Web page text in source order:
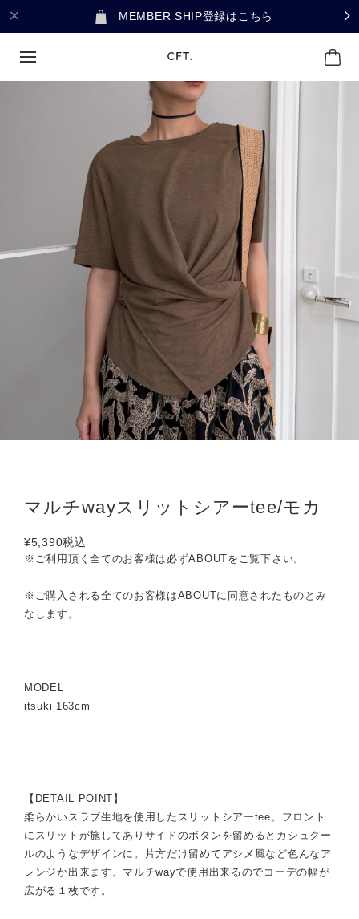
MEMBER SHIP登録はこちら
マルチwayスリットシアーtee/モカ
¥5,390税込
※ご利用頂く全てのお客様は必ずABOUTをご覧下さい。
※ご購入される全てのお客様はABOUTに同意されたものとみ
なします。
MODEL
itsuki 163cm
【DETAIL POINT】
柔らかいスラブ生地を使用したスリットシアーtee。フロント
にスリットが施してありサイドのボタンを留めるとカシュクー
ルのようなデザインに。片方だけ留めてアシメ風など色んなア
レンジか出来ます。マルチwayで使用出来るのでコーデの幅が
広がる１枚です。